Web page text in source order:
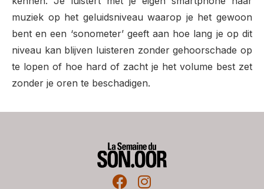
muziek op het geluidsniveau waarop je het gewoon
bent en een ‘sonometer’ geeft aan hoe lang je op dit
niveau kan blijven luisteren zonder gehoorschade op
te lopen of hoe hard of zacht je het volume best zet
zonder je oren te beschadigen.